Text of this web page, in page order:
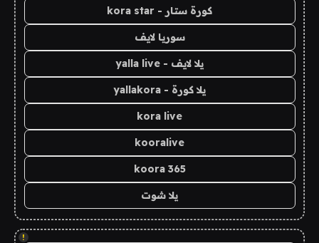
كورة ستار - kora star
سوريا لايف
يلا لايف - yalla live
يلا كورة - yallakora
kora live
kooralive
koora 365
يلا شوت
!